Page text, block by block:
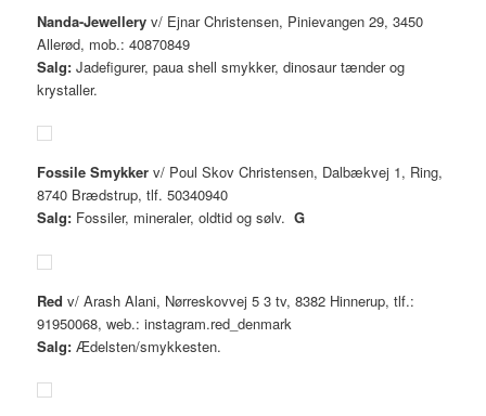
Nanda-Jewelleryv/ Ejnar Christensen, Pinievangen 29, 3450
Allerød, mob.: 40870849
Salg: Jadefigurer, paua shell smykker, dinosaur tænder og
krystaller.
Fossile Smykker v/ Poul Skov Christensen, Dalbækvej 1, Ring,
8740 Brædstrup, tlf. 50340940
Salg: Fossiler, mineraler, oldtid og sølv.G
Redv/ Arash Alani, Nørreskovvej 5 3 tv, 8382 Hinnerup, tlf.:
91950068, web.: instagram.red_denmark
Salg: Ædelsten/smykkesten.